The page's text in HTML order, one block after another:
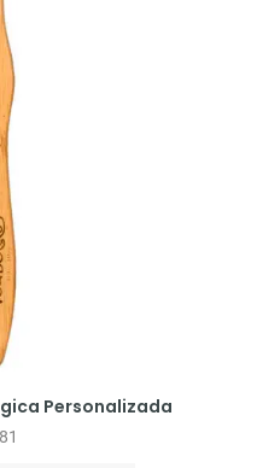
Personalizada